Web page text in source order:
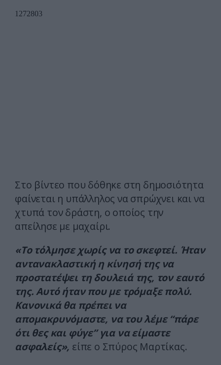
Στο βίντεο που δόθηκε στη δημοσιότητα
φαίνεται η υπάλληλος να σπρώχνει και να
χτυπά τον δράστη, ο οποίος την
απείλησε με μαχαίρι.
«Το τόλμησε χωρίς να το σκεφτεί. Ήταν
αντανακλαστική η κίνησή της να
προστατέψει τη δουλειά της, τον εαυτό
της. Αυτό ήταν που με τρόμαξε πολύ.
Κανονικά θα πρέπει να
απομακρυνόμαστε, να του λέμε “πάρε
ότι θες και φύγε” για να είμαστε
ασφαλείς», είπε ο Σπύρος Μαρτίκας.